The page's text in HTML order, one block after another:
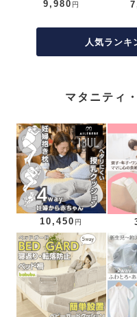
9,980 円
人気ランキ
マタニティ
10,450 円